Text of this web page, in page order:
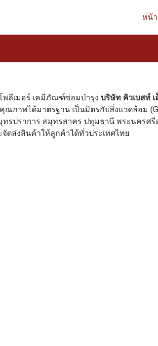
หน้
พลีเมอร์ เคมีภัณฑ์ซ่อมบำรุง บริษัท คิวเบสท์
ภาพได้มาตรฐาน เป็นมิตรกับสิ่งแวดล้อม
รปราการ สมุทรสาคร ปทุมธานี พระนครศ
จัดส่งสินค้าให้ลูกค้าได้ทั่วประเทศไทย